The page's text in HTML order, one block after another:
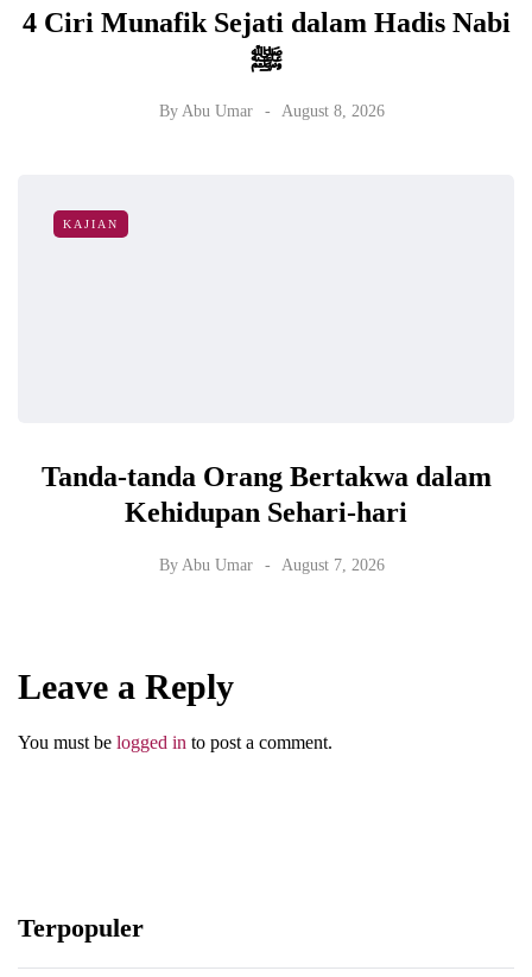
4 Ciri Munafik Sejati dalam Hadis Nabi
ﷺ
By Abu Umar August 8, 2026
KAJIAN
Tanda-tanda Orang Bertakwa dalam
Kehidupan Sehari-hari
By Abu Umar August 7, 2026
Leave a Reply
You must be logged in to post a comment.
Terpopuler